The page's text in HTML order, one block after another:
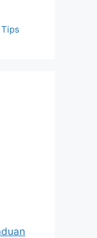
Tips